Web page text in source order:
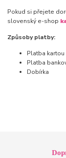
Pokud si přejete
slovenský e-shop
Způsoby platby:
Platba kartou
Platba
Dobírka